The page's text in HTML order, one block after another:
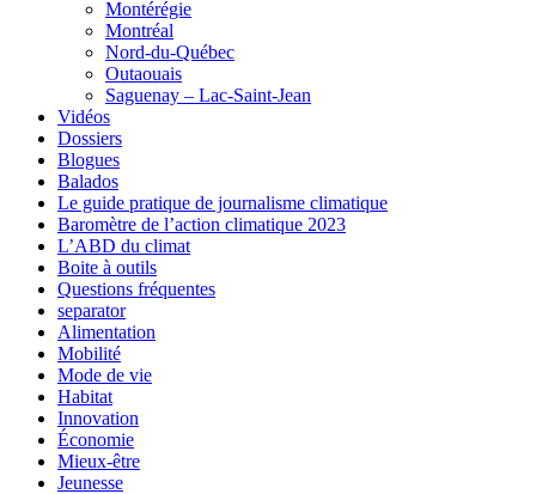
Montérégie
Montréal
Nord-du-Québec
Outaouais
Saguenay – Lac-Saint-Jean
Vidéos
Dossiers
Blogues
Balados
Le guide pratique de journalisme climatique
Baromètre de l’action climatique 2023
L’ABD du climat
Boite à outils
Questions fréquentes
separator
Alimentation
Mobilité
Mode de vie
Habitat
Innovation
Économie
Mieux-être
Jeunesse